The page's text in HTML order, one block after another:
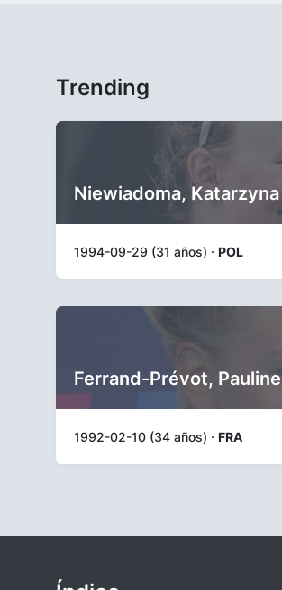
Trending
Niewiadoma, Katarzyna
1994-09-29 (31 años) · POL
Ferrand-Prévot, Pauline
1992-02-10 (34 años) · FRA